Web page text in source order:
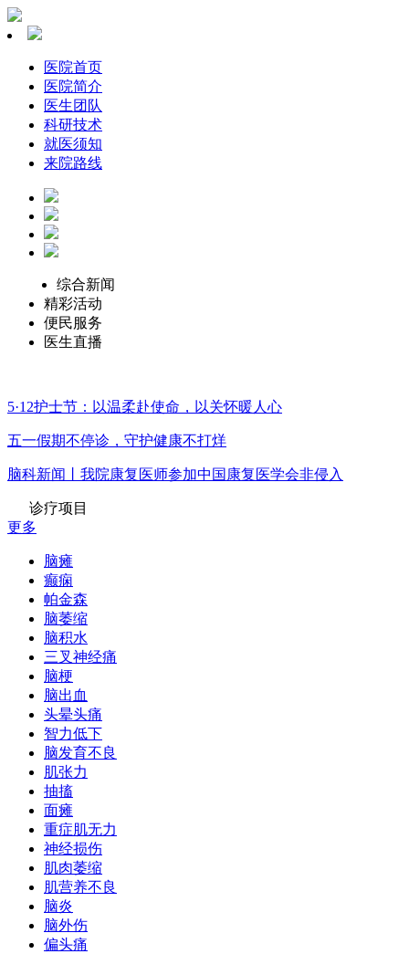
医院首页
医院简介
医生团队
科研技术
就医须知
来院路线
综合新闻
精彩活动
便民服务
医生直播
5·12护士节：以温柔赴使命，以关怀暖人心
五一假期不停诊，守护健康不打烊
脑科新闻丨我院康复医师参加中国康复医学会非侵入
诊疗项目
更多
脑瘫
癫痫
帕金森
脑萎缩
脑积水
三叉神经痛
脑梗
脑出血
头晕头痛
智力低下
脑发育不良
肌张力
抽搐
面瘫
重症肌无力
神经损伤
肌肉萎缩
肌营养不良
脑炎
脑外伤
偏头痛